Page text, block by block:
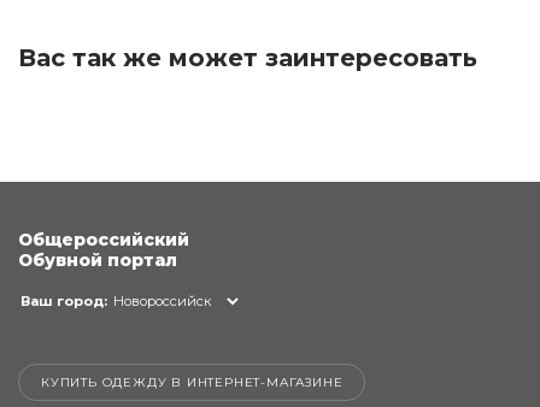
Вас так же может заинтересовать
Общероссийский
Обувной портал
Ваш город: Новороссийск
КУПИТЬ ОДЕЖДУ В ИНТЕРНЕТ-МАГАЗИНЕ